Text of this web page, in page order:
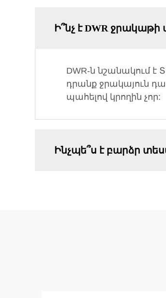
Ի՞նչ է DWR ջրակաթի
DWR-ն նշանակում
դրանք ջրակայուն
պահելով կրողին չոր:
Ինչպե՞ս է բարձր